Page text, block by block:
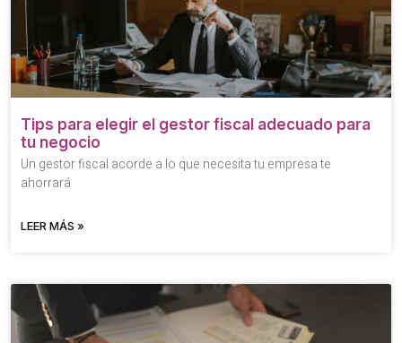
Tips para elegir el gestor fiscal adecuado para
tu negocio
Un gestor fiscal acorde a lo que necesita tu empresa te
ahorrará
LEER MÁS »